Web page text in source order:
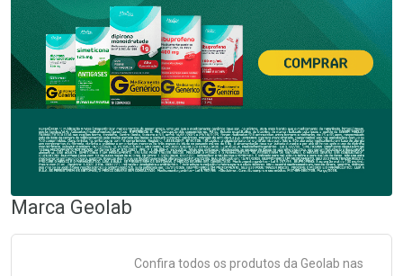
Marca Geolab
Confira todos os produtos da Geolab nas